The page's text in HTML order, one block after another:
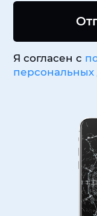
Я согласен с